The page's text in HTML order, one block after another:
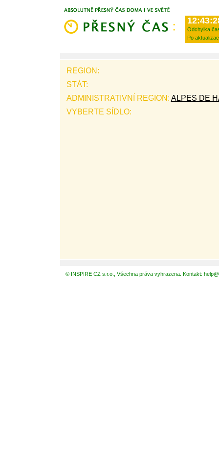
Odchylka
Po
REGION:
STÁT:
ADMINISTRATIVNÍ REGION: ALPES DE
VYBERTE SÍDLO:
© INSPIRE CZ s.r.o., Všechna práva vyhrazena. Kontakt: